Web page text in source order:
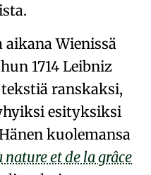
.
aikanaWienissä
1714 Leibniz
ranskaksi,
esityksiksi
kuolemansa
nature et de la grâce